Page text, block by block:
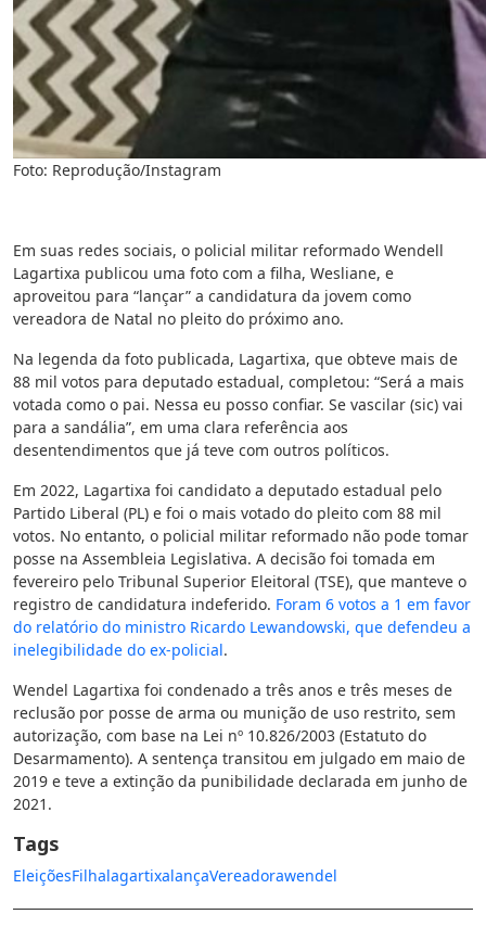
Foto: Reprodução/Instagram
Em suas redes sociais, o policial militar reformado Wendell
Lagartixa publicou uma foto com a filha, Wesliane, e
aproveitou para “lançar” a candidatura da jovem como
vereadora de Natal no pleito do próximo ano.
Na legenda da foto publicada, Lagartixa, que obteve mais de
88 mil votos para deputado estadual, completou: “Será a mais
votada como o pai. Nessa eu posso confiar. Se vascilar (sic) vai
para a sandália”, em uma clara referência aos
desentendimentos que já teve com outros políticos.
Em 2022, Lagartixa foi candidato a deputado estadual pelo
Partido Liberal (PL) e foi o mais votado do pleito com 88 mil
votos. No entanto, o policial militar reformado não pode tomar
posse na Assembleia Legislativa. A decisão foi tomada em
fevereiro pelo Tribunal Superior Eleitoral (TSE), que manteve o
registro de candidatura indeferido. Foram 6 votos a 1 em favor
do relatório do ministro Ricardo Lewandowski, que defendeu a
inelegibilidade do ex-policial.
Wendel Lagartixa foi condenado a três anos e três meses de
reclusão por posse de arma ou munição de uso restrito, sem
autorização, com base na Lei nº 10.826/2003 (Estatuto do
Desarmamento). A sentença transitou em julgado em maio de
2019 e teve a extinção da punibilidade declarada em junho de
2021.
Tags
EleiçõesFilhalagartixalançaVereadorawendel